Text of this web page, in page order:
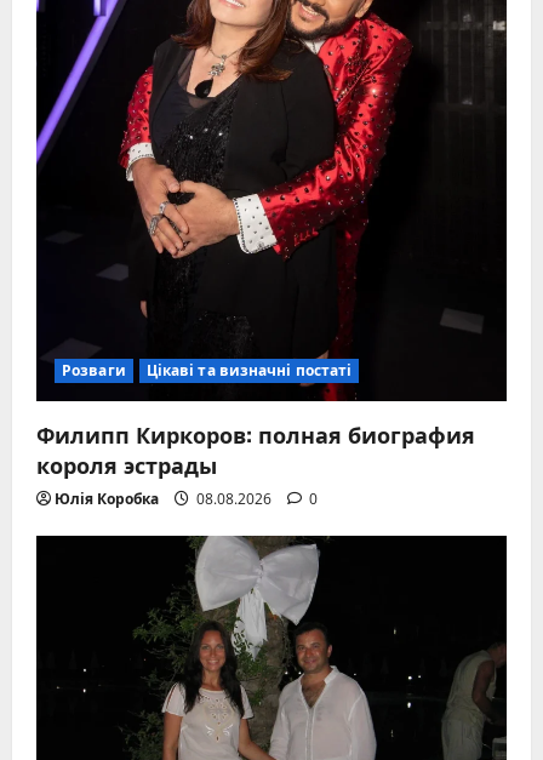
Розваги Цікаві та визначні постаті
Филипп Киркоров: полная биография
короля эстрады
Юлія Коробка 08.08.2026 0